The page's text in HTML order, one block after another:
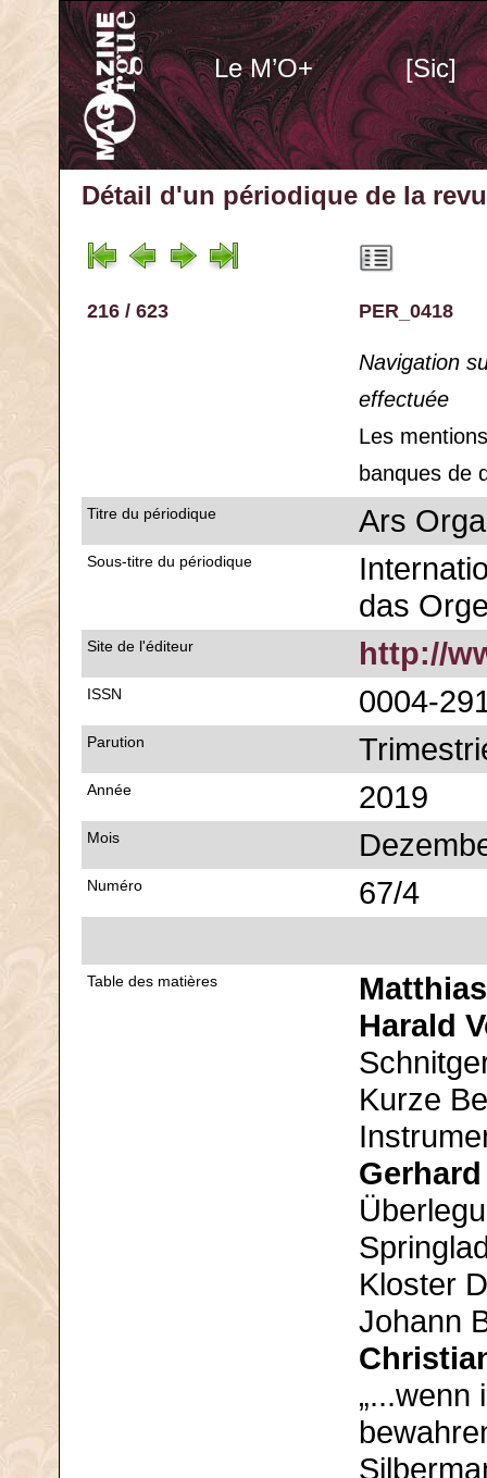
Le M’O+ [Sic]
Détail d'un périodique de la
216 / 623 PER_0418
Navigation
effectuée
Les
banques de
Titre du périodique Ars
Sous-titre du périodique
das
Site de l'éditeur http://
ISSN 0004-
Parution
Année 2019
Mois
Numéro 67/4
Table des matières
Harald
Kurze
Kloster
Johann
„...wenn